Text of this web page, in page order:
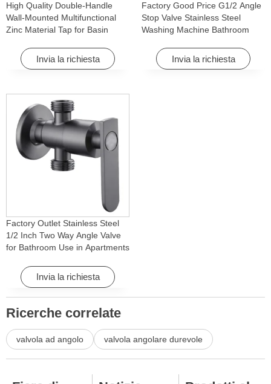
High Quality Double-Handle
Wall-Mounted Multifunctional
Zinc Material Tap for Basin
Homes
Invia la richiesta
Factory Good Price G1/2 Angle
Stop Valve Stainless Steel
Washing Machine Bathroom
Apartments & Hotels
Invia la richiesta
Factory Outlet Stainless Steel
1/2 Inch Two Way Angle Valve
for Bathroom Use in Apartments
Invia la richiesta
Ricerche correlate
valvola ad angolo valvola angolare durevole